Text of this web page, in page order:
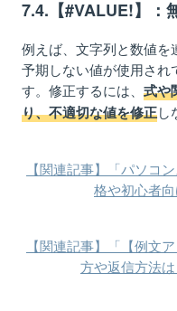
7.4.【#VALUE!】：
例えば、文字列と数値
予期しない値が使用さ
す。修正するには、 式や
り、不適切な値を修正し
【関連記事】「パソコ
格や初心者
【関連記事】「【例文
方や返信方法